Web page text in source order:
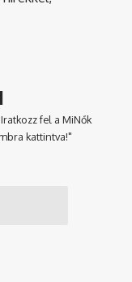
fel a MiNők
kattintva!"